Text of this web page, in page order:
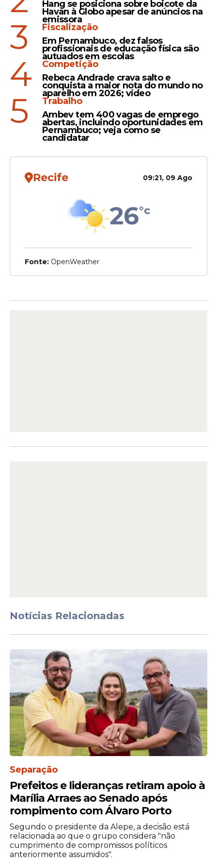
chegasse ao hospital com condições de
receber tratamento médico.
Leia Também
Espécie
Recife: Tubarão-tigre de 3
metros atacou jovem em
Boa Viagem, revela Cemit
Jovem é atacada por
tubarão em Boa Viagem;
Pernambuco registra 2º
caso em dois dias
Veja Também
saúde. No domingo (31), João Lucas Castor
Nemezio Sales, de 11 anos, sofreu uma
mordida de tubarão na Praia de Piedade,
A criança recebeu atendimento inicial no
local e foi encaminhada ao Hospital da
Restauração. Durante o tratamento, os
médicos realizaram a amputação da perna
esquerda do menino.
Hang se posiciona sobre boicote da
Havan à Globo apesar de anúncios na
emissora
3
Fiscalização
Em Pernambuco, dez falsos
profissionais de educação física são
autuados em escolas
4
Competição
Rebeca Andrade crava salto e
conquista a maior nota do mundo no
aparelho em 2026; vídeo
5
Trabalho
Ambev tem 400 vagas de emprego
abertas, incluindo oportunidades em
Pernambuco; veja como se
candidatar
Recife 09:21, 09 Ago
26°c
Fonte: OpenWeather
Notícias Relacionadas
Separação
Prefeitos e lideranças retiram apoio à
Marília Arraes ao Senado após
rompimento com Álvaro Porto
Segundo o presidente da Alepe, a decisão está
relacionada ao que o grupo considera "não
cumprimento de compromissos políticos
anteriormente assumidos".